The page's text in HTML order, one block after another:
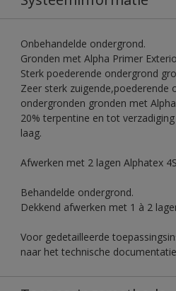
Onbehandelde ondergrond.
Gronden met Alpha Primer
Sterk poederende ondergrond
Zeer sterk zuigende,poederende
ondergronden gronden met
20% terpentine en tot
laag.
Afwerken met 2 lagen Alphatex
Behandelde ondergrond.
Dekkend afwerken met 1 à 2
Voor gedetailleerde
naar het technische